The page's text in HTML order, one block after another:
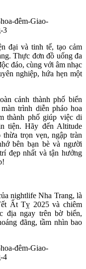
đại và tinh tế, tạo cảm
Thực đơn đồ uống đa
đáo, cùng với âm nhạc
nghiệp, hứa hẹn một
cảnh thành phố biển
trình diễn pháo hoa
thành phố giúp việc di
tiện. Hãy đến Altitude
trọn vẹn, ngập tràn
bên bạn bè và người
đẹp nhất và tận hưởng
nightlife Nha Trang, là
Ất Tỵ 2025 và chiêm
địa ngay trên bờ biển,
đãng, tầm nhìn bao